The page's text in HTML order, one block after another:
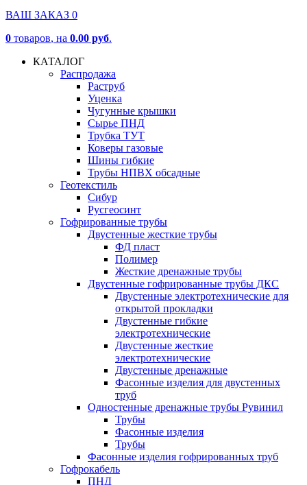
ВАШ ЗАКАЗ 0
0 товаров, на 0.00 руб.
КАТАЛОГ
Распродажа
Раструб
Уценка
Чугунные крышки
Сырье ПНД
Трубка ТУТ
Коверы газовые
Шины гибкие
Трубы НПВХ обсадные
Геотекстиль
Сибур
Русгеосинт
Гофрированные трубы
Двустенные жесткие трубы
ФД пласт
Полимер
Жесткие дренажные трубы
Двустенные гофрированные трубы ДКС
Двустенные электротехнические для
открытой прокладки
Двустенные гибкие
электротехнические
Двустенные жесткие
электротехнические
Двустенные дренажные
Фасонные изделия для двустенных
труб
Одностенные дренажные трубы Рувинил
Трубы
Фасонные изделия
Трубы
Фасонные изделия гофрированных труб
Гофрокабель
ПНД